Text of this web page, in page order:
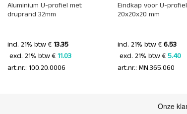
Aluminium U-profiel met
druprand 32mm
incl. 21% btw € 13.35
excl. 21% btw € 11.03
art.nr.: 100.20.0006
Eindkap voor U-profiel
20x20x20 mm
incl. 21% btw €6.53
excl. 21% btw € 5.40
art.nr.: MN.365.060